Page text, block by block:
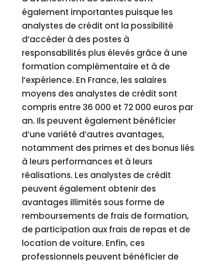
également importantes puisque les
analystes de crédit ont la possibilité
d’accéder à des postes à
responsabilités plus élevés grâce à une
formation complémentaire et à de
l’expérience. En France, les salaires
moyens des analystes de crédit sont
compris entre 36 000 et 72 000 euros par
an. Ils peuvent également bénéficier
d’une variété d’autres avantages,
notamment des primes et des bonus liés
à leurs performances et à leurs
réalisations. Les analystes de crédit
peuvent également obtenir des
avantages illimités sous forme de
remboursements de frais de formation,
de participation aux frais de repas et de
location de voiture. Enfin, ces
professionnels peuvent bénéficier de